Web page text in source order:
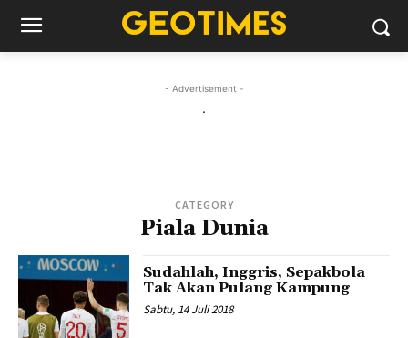
- Advertisement -
.
CATEGORY
Piala Dunia
Sudahlah, Inggris, Sepakbola
Tak Akan Pulang Kampung
Sabtu, 14 Juli 2018